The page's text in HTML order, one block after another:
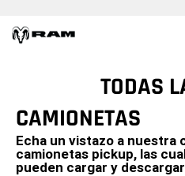
TODAS
CAMIONETAS
Echa un vistazo a nuestra
camionetas pickup, las
pueden cargar y